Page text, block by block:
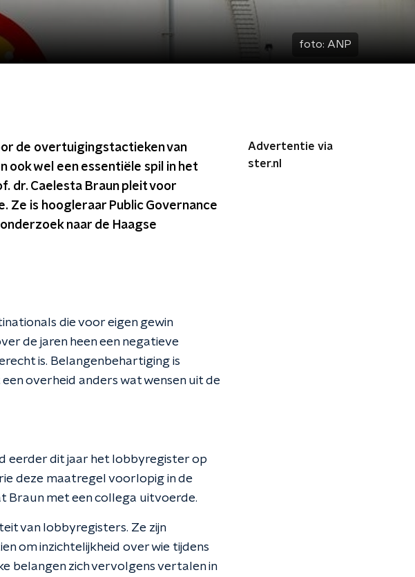
foto: ANP
de overtuigingstactieken van
ook wel een essentiële spil in het
dr. Caelesta Braun pleit voor
Ze is hoogleraar Public Governance
naar de Haagse
die voor eigen gewin
de jaren heen een negatieve
is. Belangenbehartiging is
overheid anders wat wensen uit de
eerder dit jaar het lobbyregister op
deze maatregel voorlopig in de
Braun met een collega uitvoerde.
van lobbyregisters. Ze zijn
om inzichtelijkheid over wie tijdens
belangen zich vervolgens vertalen in
Advertentie via
ster.nl